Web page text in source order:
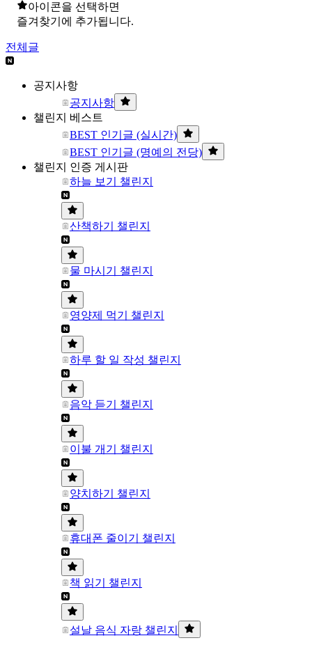
아이콘을 선택하면
즐겨찾기에 추가됩니다.
전체글
공지사항
공지사항
챌린지 베스트
BEST 인기글 (실시간)
BEST 인기글 (명예의 전당)
챌린지 인증 게시판
하늘 보기 챌린지
산책하기 챌린지
물 마시기 챌린지
영양제 먹기 챌린지
하루 할 일 작성 챌린지
음악 듣기 챌린지
이불 개기 챌린지
양치하기 챌린지
휴대폰 줄이기 챌린지
책 읽기 챌린지
설날 음식 자랑 챌린지